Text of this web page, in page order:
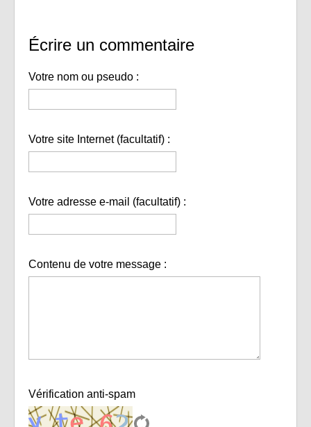
Écrire un commentaire
Votre nom ou pseudo :
Votre site Internet (facultatif) :
Votre adresse e-mail (facultatif) :
Contenu de votre message :
Vérification anti-spam